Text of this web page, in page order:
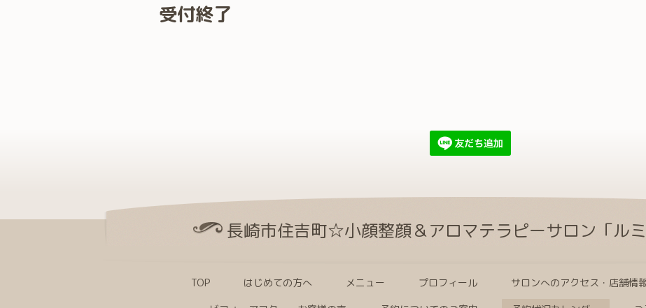
受付終了
長崎市住吉町☆小顔整顔＆アロマテラピーサロン「ルミ
TOP はじめての方へ メニュー プロフィール サロンへのアクセス・店舗情